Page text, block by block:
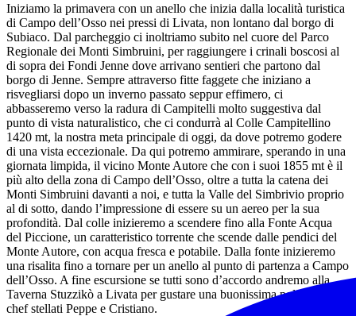
Iniziamo la primavera con un anello che inizia dalla località turistica
di Campo dell’Osso nei pressi di Livata, non lontano dal borgo di
Subiaco. Dal parcheggio ci inoltriamo subito nel cuore del Parco
Regionale dei Monti Simbruini, per raggiungere i crinali boscosi al
di sopra dei Fondi Jenne dove arrivano sentieri che partono dal
borgo di Jenne. Sempre attraverso fitte faggete che iniziano a
risvegliarsi dopo un inverno passato seppur effimero, ci
abbasseremo verso la radura di Campitelli molto suggestiva dal
punto di vista naturalistico, che ci condurrà al Colle Campitellino
1420 mt, la nostra meta principale di oggi, da dove potremo godere
di una vista eccezionale. Da qui potremo ammirare, sperando in una
giornata limpida, il vicino Monte Autore che con i suoi 1855 mt è il
più alto della zona di Campo dell’Osso, oltre a tutta la catena dei
Monti Simbruini davanti a noi, e tutta la Valle del Simbrivio proprio
al di sotto, dando l’impressione di essere su un aereo per la sua
profondità. Dal colle inizieremo a scendere fino alla Fonte Acqua
del Piccione, un caratteristico torrente che scende dalle pendici del
Monte Autore, con acqua fresca e potabile. Dalla fonte inizieremo
una risalita fino a tornare per un anello al punto di partenza a Campo
dell’Osso. A fine escursione se tutti sono d’accordo andremo alla
Taverna Stuzzikò a Livata per gustare una buonissima polenta degli
chef stellati Peppe e Cristiano.